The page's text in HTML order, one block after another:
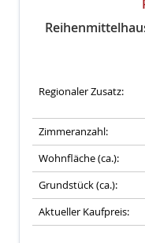
Regionaler Zusatz:
Zimmeranzahl:
Wohnfläche (ca.):
Grundstück (ca.):
Aktueller Kaufpreis: